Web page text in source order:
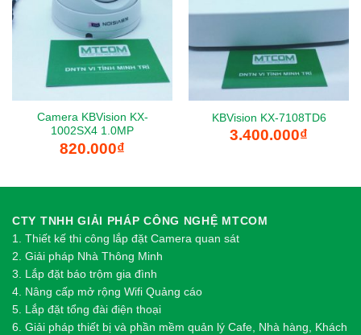
Camera KBVision KX-
1002SX4 1.0MP
820.000₫
KBVision KX-7108TD6
3.400.000₫
CTY TNHH GIẢI PHÁP CÔNG NGHỆ MTCOM
1. Thiết kế thi công lắp đặt Camera quan sát
2. Giải pháp Nhà Thông Minh
3. Lắp đặt báo trộm gia đình
4. Nâng cấp mở rộng Wifi Quảng cáo
5. Lắp đặt tổng đài điện thoại
6. Giải pháp thiết bị và phần mềm quản lý Cafe, Nhà hàng, Khách